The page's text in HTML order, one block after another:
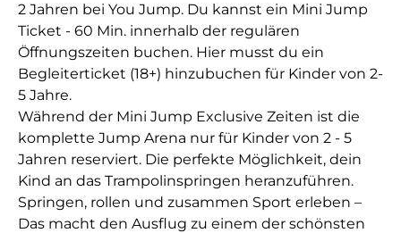
2 Jahren bei You Jump. Du kannst ein Mini Jump
Ticket - 60 Min. innerhalb der regulären
Öffnungszeiten buchen. Hier musst du ein
Begleiterticket (18+) hinzubuchen für Kinder von 2-
5 Jahre.
Während der Mini Jump Exclusive Zeiten ist die
komplette Jump Arena nur für Kinder von 2 - 5
Jahren reserviert. Die perfekte Möglichkeit, dein
Kind an das Trampolinspringen heranzuführen.
Springen, rollen und zusammen Sport erleben –
Das macht den Ausflug zu einem der schönsten